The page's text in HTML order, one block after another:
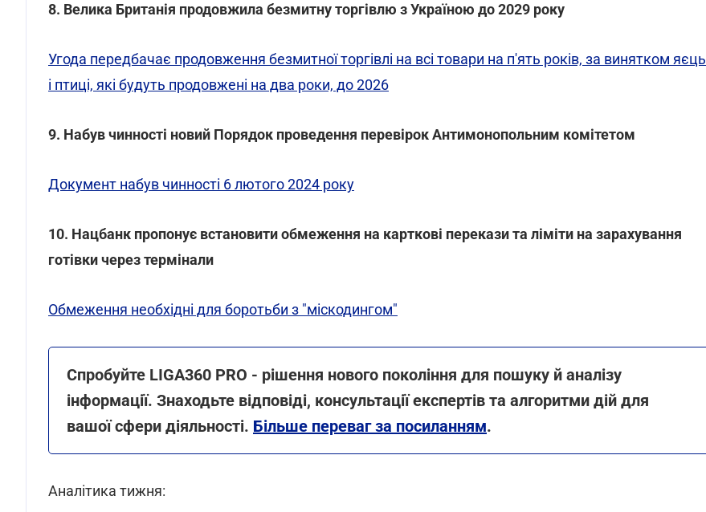
8. Велика Британія продовжила безмитну торгівлю з Україною до 2029 року
Угода передбачає продовження безмитної торгівлі на всі товари на п'ять років, за винятком яєць
і птиці, які будуть продовжені на два роки, до 2026
9. Набув чинності новий Порядок проведення перевірок Антимонопольним комітетом
Документ набув чинності 6 лютого 2024 року
10. Нацбанк пропонує встановити обмеження на карткові перекази та ліміти на зарахування
готівки через термінали
Обмеження необхідні для боротьби з "міскодингом"
Спробуйте LIGA360 PRO - рішення нового покоління для пошуку й аналізу
інформації. Знаходьте відповіді, консультації експертів та алгоритми дій для
вашої сфери діяльності. Більше переваг за посиланням.
Аналітика тижня: